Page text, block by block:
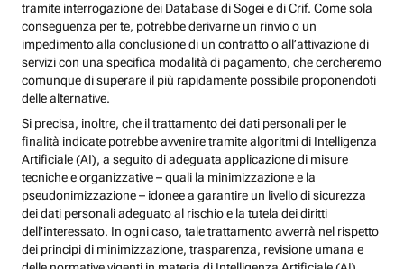
tramite interrogazione dei Database di Sogei e di Crif. Come sola
conseguenza per te, potrebbe derivarne un rinvio o un
impedimento alla conclusione di un contratto o all’attivazione di
servizi con una specifica modalità di pagamento, che cercheremo
comunque di superare il più rapidamente possibile proponendoti
delle alternative.
Si precisa, inoltre, che il trattamento dei dati personali per le
finalità indicate potrebbe avvenire tramite algoritmi di Intelligenza
Artificiale (AI), a seguito di adeguata applicazione di misure
tecniche e organizzative – quali la minimizzazione e la
pseudonimizzazione – idonee a garantire un livello di sicurezza
dei dati personali adeguato al rischio e la tutela dei diritti
dell’interessato. In ogni caso, tale trattamento avverrà nel rispetto
dei principi di minimizzazione, trasparenza, revisione umana e